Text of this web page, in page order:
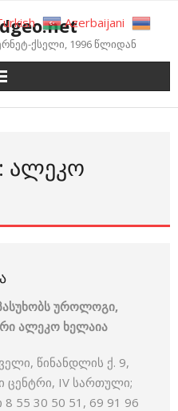
ქსელი, 1996 წლიდან
ᲐᲚᲔᲙᲝ
უროლოგი,
ალეკო ხელაია
წინანდლის ქ. 9,
IV სართული;
55 30 50 51, 69 91 96
Azerbaijani